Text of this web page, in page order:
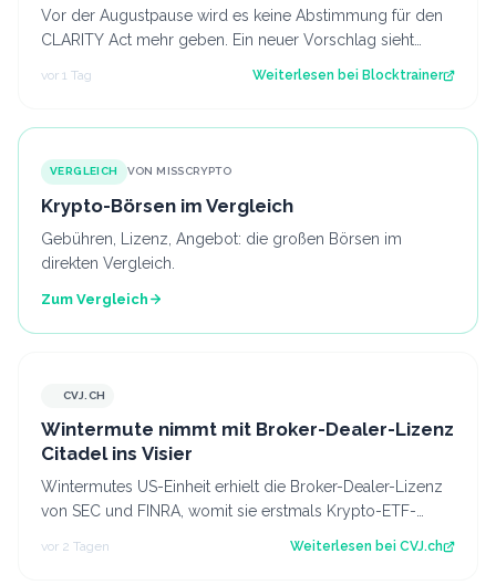
Vor der Augustpause wird es keine Abstimmung für den
CLARITY Act mehr geben. Ein neuer Vorschlag sieht
derweil vor, dass Trump bestimmte Kry…
vor 1 Tag Weiterlesen bei Blocktrainer
VERGLEICH VON MISSCRYPTO
Krypto-Börsen im Vergleich
Gebühren, Lizenz, Angebot: die großen Börsen im
direkten Vergleich.
Zum Vergleich
CVJ.CHCVJ.CH
Wintermute nimmt mit Broker-Dealer-Lizenz
Citadel ins Visier
Wintermutes US-Einheit erhielt die Broker-Dealer-Lizenz
von SEC und FINRA, womit sie erstmals Krypto-ETF-
vor 2 Tagen Weiterlesen bei CVJ.ch